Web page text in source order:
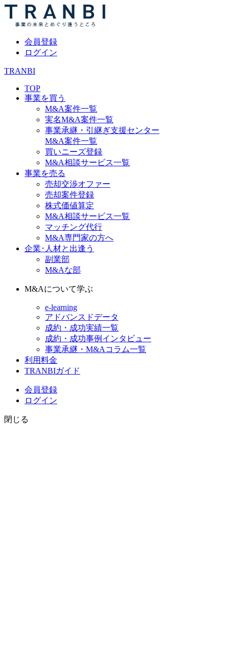
会員登録
ログイン
TRANBI
TOP
事業を買う
M&A案件一覧
実名M&A案件一覧
事業承継・引継ぎ支援センター
M&A案件一覧
買いニーズ登録
M&A相談サービス一覧
事業を売る
売却交渉オファー
売却案件登録
株式価値算定
M&A相談サービス一覧
マッチング代行
M&A専門家の方へ
企業･人材と出逢う
副業部
M&Aな部
M&Aについて学ぶ
e-learning
アドバンスドデータ
成約・成功実績一覧
成約・成功事例インタビュー
事業承継・M&Aコラム一覧
利用料金
TRANBIガイド
会員登録
ログイン
閉じる